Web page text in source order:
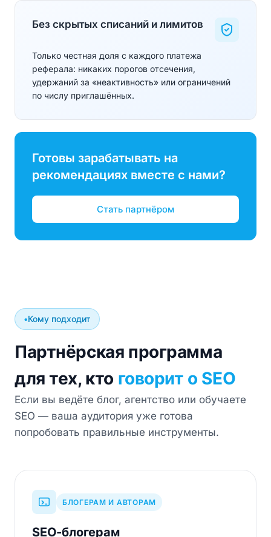
Без скрытых списаний и лимитов
Только честная доля с каждого платежа
реферала: никаких порогов отсечения,
удержаний за «неактивность» или ограничений
по числу приглашённых.
Готовы зарабатывать на
рекомендациях вместе с нами?
Стать партнёром
Кому подходит
Партнёрская программа
для тех, кто говорит о SEO
Если вы ведёте блог, агентство или обучаете
SEO — ваша аудитория уже готова
попробовать правильные инструменты.
БЛОГЕРАМ И АВТОРАМ
SEO-блогерам